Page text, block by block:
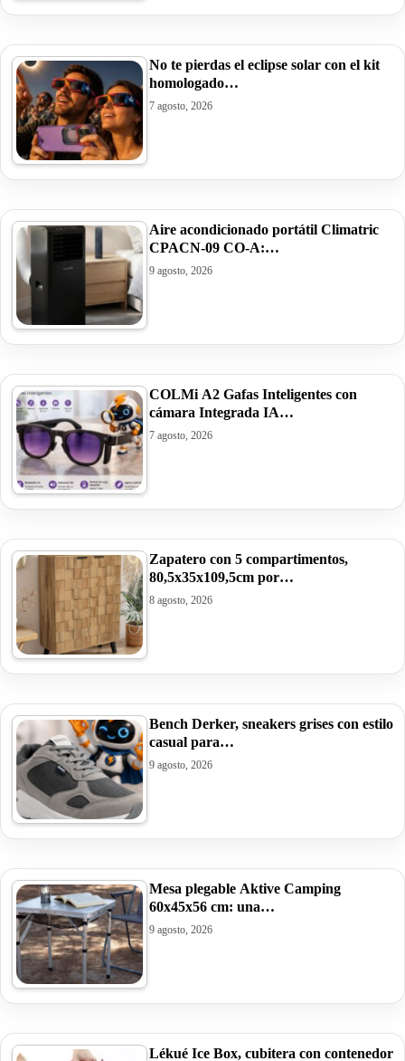
No te pierdas el eclipse solar con el kit
homologado…
7 agosto, 2026
Aire acondicionado portátil Climatric
CPACN-09 CO-A:…
9 agosto, 2026
COLMi A2 Gafas Inteligentes con
cámara Integrada IA…
7 agosto, 2026
Zapatero con 5 compartimentos,
80,5x35x109,5cm por…
8 agosto, 2026
Bench Derker, sneakers grises con estilo
casual para…
9 agosto, 2026
Mesa plegable Aktive Camping
60x45x56 cm: una…
9 agosto, 2026
Lékué Ice Box, cubitera con contenedor